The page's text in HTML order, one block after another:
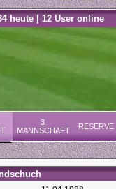
heute | 12 User online
3.
MANNSCHAFT
RESERVE